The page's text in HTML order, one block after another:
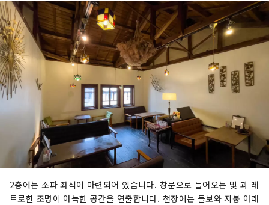
2층에는 소파 좌석이 마련되어 있습니다. 창문으로 들어오는 빛 과 레
트로한 조명이 아늑한 공간을 연출합니다. 천장에는 들보와 지붕 아래